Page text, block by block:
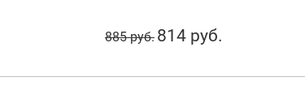
885 руб. 814 руб.